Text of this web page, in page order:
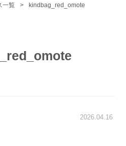
一覧 > kindbag_red_omote
2026.04.16